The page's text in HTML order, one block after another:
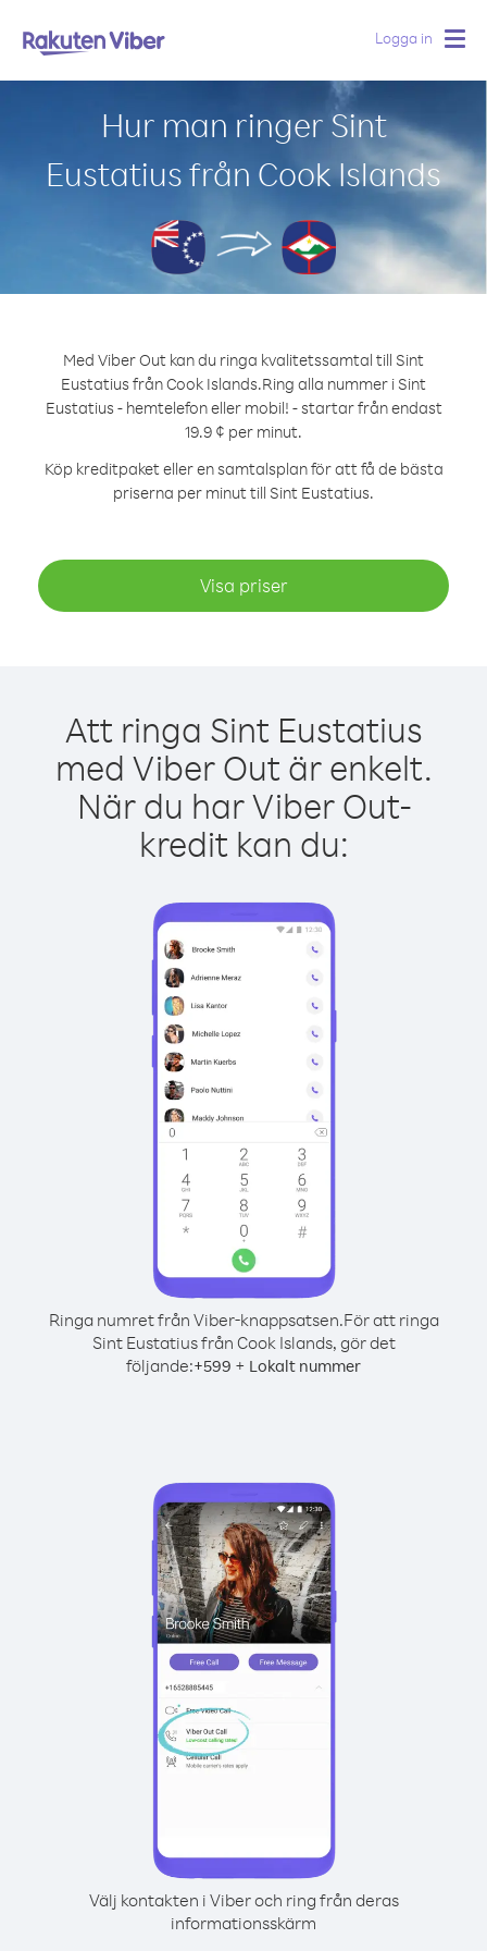
Logga in
Hur man ringer Sint
Eustatius från Cook Islands
Med Viber Out kan du ringa kvalitetssamtal till Sint
Eustatius från Cook Islands.Ring alla nummer i Sint
Eustatius - hemtelefon eller mobil! - startar från endast
19.9 ¢ per minut.
Köp kreditpaket eller en samtalsplan för att få de bästa
priserna per minut till Sint Eustatius.
Visa priser
Att ringa Sint Eustatius
med Viber Out är enkelt.
När du har Viber Out-
kredit kan du:
Ringa numret från Viber-knappsatsen.För att ringa
Sint Eustatius från Cook Islands, gör det
följande:+599 + Lokalt nummer
Välj kontakten i Viber och ring från deras
informationsskärm